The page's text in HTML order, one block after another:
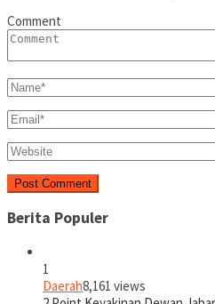
Comment
Berita Populer
1
Daerah8,161 views